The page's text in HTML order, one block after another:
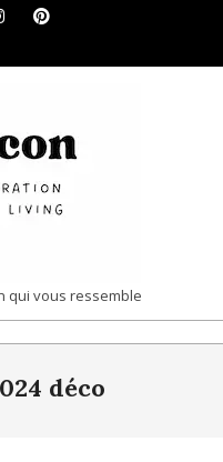
qui vous ressemble
déco